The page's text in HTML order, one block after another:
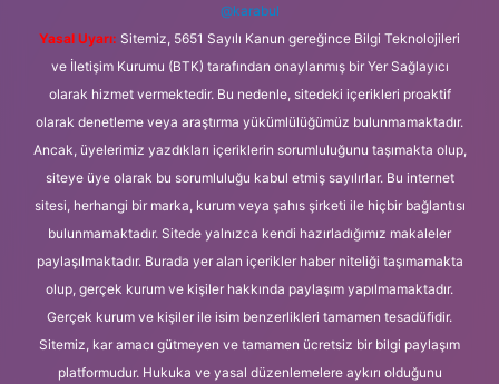
@karabul
Yasal Uyarı: Sitemiz, 5651 Sayılı Kanun gereğince Bilgi Teknolojileri
ve İletişim Kurumu (BTK) tarafından onaylanmış bir Yer Sağlayıcı
olarak hizmet vermektedir. Bu nedenle, sitedeki içerikleri proaktif
olarak denetleme veya araştırma yükümlülüğümüz bulunmamaktadır.
Ancak, üyelerimiz yazdıkları içeriklerin sorumluluğunu taşımakta olup,
siteye üye olarak bu sorumluluğu kabul etmiş sayılırlar. Bu internet
sitesi, herhangi bir marka, kurum veya şahıs şirketi ile hiçbir bağlantısı
bulunmamaktadır. Sitede yalnızca kendi hazırladığımız makaleler
paylaşılmaktadır. Burada yer alan içerikler haber niteliği taşımamakta
olup, gerçek kurum ve kişiler hakkında paylaşım yapılmamaktadır.
Gerçek kurum ve kişiler ile isim benzerlikleri tamamen tesadüfidir.
Sitemiz, kar amacı gütmeyen ve tamamen ücretsiz bir bilgi paylaşım
platformudur. Hukuka ve yasal düzenlemelere aykırı olduğunu